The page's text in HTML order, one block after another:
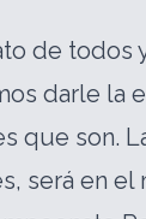
de todos
darle la
que son.
será en el